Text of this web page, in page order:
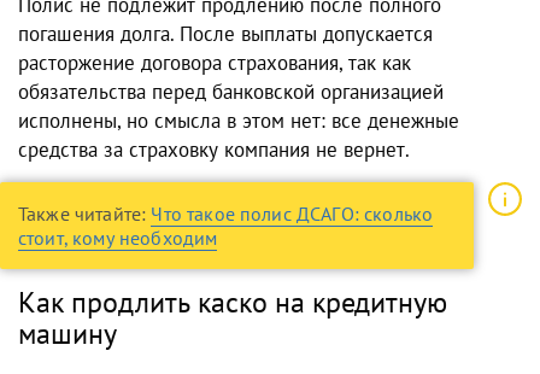
Полис не подлежит продлению после полного
погашения долга. После выплаты допускается
расторжение договора страхования, так как
обязательства перед банковской организацией
исполнены, но смысла в этом нет: все денежные
средства за страховку компания не вернет.
Также читайте: Что такое полис ДСАГО: сколько
стоит, кому необходим
Как продлить каско на кредитную
машину